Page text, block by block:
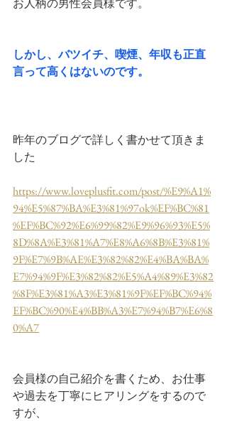
お人柄の男性会員様です。
しかし、バツイチ、喫煙、年収も正直
言って高くはないのです。
昨年のブログで詳しく書かせて頂きま
した
https://www.loveplusfit.com/post/%E9%A1%
94%E5%87%BA%E3%81%97ok%EF%BC%81
%EF%BC%92%E6%99%82%E9%96%93%E5%
8D%8A%E3%81%A7%E8%A6%8B%E3%81%
9F%E7%9B%AE%E3%82%82%E4%BA%BA%
E7%94%9F%E3%82%82%E5%A4%89%E3%82
%8F%E3%81%A3%E3%81%9F%EF%BC%94%
EF%BC%90%E4%BB%A3%E7%94%B7%E6%8
0%A7
会員様の自己紹介を書くため、お仕事
や過去を丁寧にヒアリングをするので
すが、